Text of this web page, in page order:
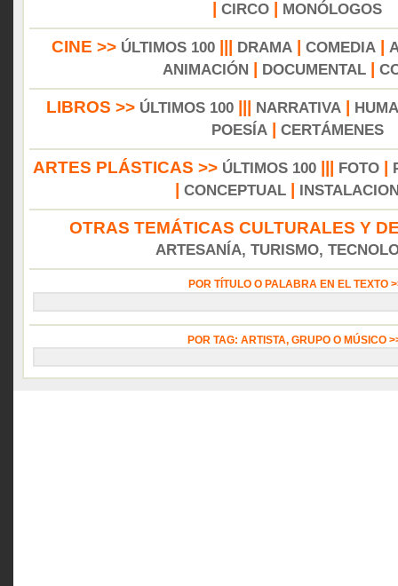
CIRCO MONÓLOGOS
CINE >> ÚLTIMOS 100 DRAMA COMEDIA
ANIMACIÓN
DOCUMENTAL|
LIBROS >> ÚLTIMOS 100 NARRATIVA
POESÍA| CERTÁMENES
ARTES PLÁSTICAS >> ÚLTIMOS 100 FOTO
CONCEPTUAL
OTRAS TEMÁTICAS CULTURALES Y
ARTESANÍA, TURISMO,
POR TÍTULO O PALABRA EN EL TEXTO
POR TAG: ARTISTA, GRUPO O MÚSICO